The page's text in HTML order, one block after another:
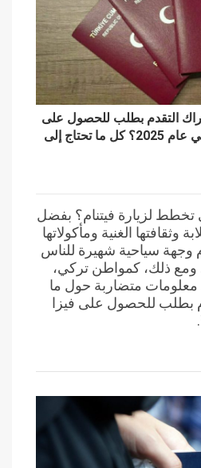
التقدم بطلب للحصول على
فيزا فيتنام الإلكترونية في عام 2025؟ كل ما تحتاج إلى
لزيارة فيتنام؟ بفضل
وثقافتها الغنية ومأكولاتها
وجهة سياحية شهيرة للناس
ومع ذلك، كمواطن تركي،
متضاربة حول ما
بطلب للحصول على فيزا